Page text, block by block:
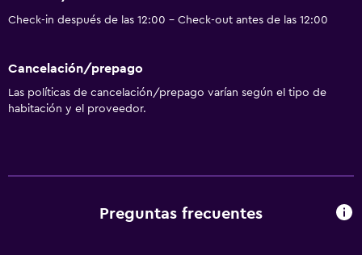
Check-in después de las 12:00 - Check-out antes de las 12:00
Cancelación/prepago
Las políticas de cancelación/prepago varían según el tipo de
habitación y el proveedor.
Preguntas frecuentes